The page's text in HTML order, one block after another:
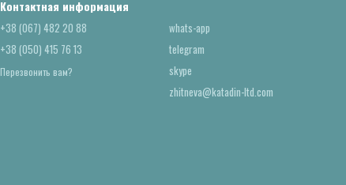
Контактная информация
+38 (067) 482 20 88
+38 (050) 415 76 13
Перезвонить вам?
whats-app
telegram
skype
zhitneva@katadin-ltd.com